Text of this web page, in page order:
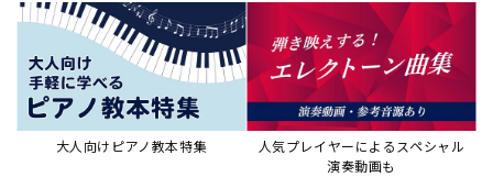
大人向けピアノ教本特集
人気プレイヤーによるスペシャル
演奏動画も